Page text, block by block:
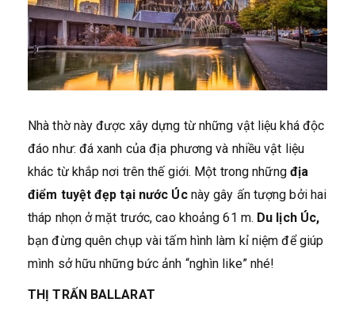
Nhà thờ này được xây dựng từ những vật liệu khá độc
đáo như: đá xanh của địa phương và nhiều vật liệu
khác từ khắp nơi trên thế giới. Một trong những địa
điểm tuyệt đẹp tại nước Úcnày gây ấn tượng bởi hai
tháp nhọn ở mặt trước, cao khoảng 61 m. Du lịch Úc,
bạn đừng quên chụp vài tấm hình làm kỉ niệm để giúp
mình sở hữu những bức ảnh “nghìn like” nhé!
THỊ TRẤN BALLARAT